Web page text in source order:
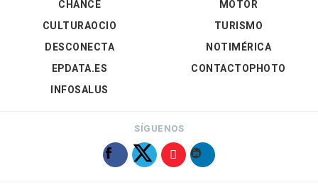
CHANCE
CULTURAOCIO
DESCONECTA
EPDATA.ES
INFOSALUS
MOTOR
TURISMO
NOTIMÉRICA
CONTACTOPHOTO
SÍGUENOS